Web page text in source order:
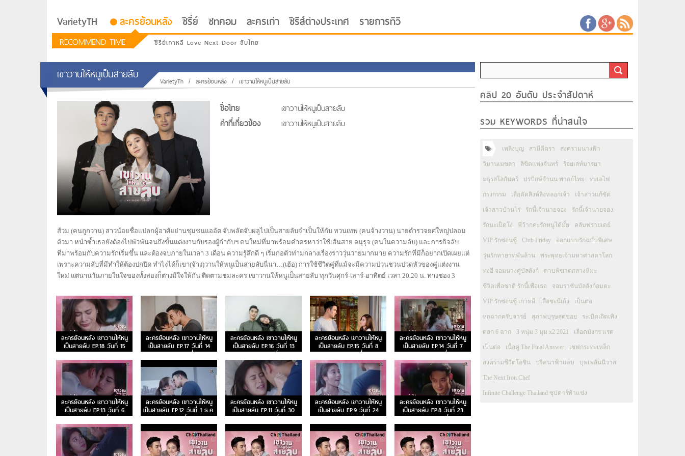
VarietyTH ละครย้อนหลัง ซีรี่ย์ ซิทคอม ละครเก่า ซีรีส์ต่างประเทศ รายการทีวี
RECOMMEND TIME ซีรีย์เกาหลี Love Next Door ซับไทย
รักอยู่ประตูถัดไป
เขาวานให้หนูเป็นสายลับ VarietyTh / ละครย้อนหลัง / เขาวานให้หนูเป็นสายลับ
ชื่อไทย
เขาวานให้หนูเป็นสายลับ
คำที่เกี่ยวข้อง
เขาวานให้หนูเป็นสายลับ
ส้วม (คนถูกวาน) สาวน้อยชื่อแปลกผู้อาศัยย่านชุมชนแออัด จับพลัดจับผลูไปเป็นสายลับจำเป็นให้กับ ทวนเทพ (คนจ้างวาน) นายตำรวจยศใหญ่ปลอม
ตัวมา หนำซ้ำเธอยังต้องไปพัวพันจนถึงขั้นแต่งงานกับรองผู้กำกับฯ คนใหม่ที่มาพร้อมคำครหาว่าใช้เส้นสาย ดนุรุจ (คนในความลับ) และภารกิจลับ
ที่มาพร้อมกับความรักเริ่มขึ้น และต้องจบภายในเวลา 3 เดือน ความรู้สึกดี ๆ เริ่มก่อตัวท่ามกลางเรื่องราววุ่นวายมากมาย ความรักที่มีก็อยากเปิดเผยแต่
เพราะความลับที่มีทำให้ต้องปกปิด ทำไงได้ก็เขา(จ้าง)วานให้หนูเป็นสายลับนี่นา…(เฮ้อ) การใช้ชีวิตคู่ที่แม้จะมีความป่วนชวนปวดหัวของคู่แต่งงาน
ใหม่ แต่นานวันภายในใจของทั้งสองก็ต่างมีใจให้กัน ติดตามชมละคร เขาวานให้หนูเป็นสายลับ ทุกวันศุกร์-เสาร์-อาทิตย์ เวลา 20.20 น. ทางช่อง 3
ละครย้อนหลัง เขาวานให้หนู
เป็นสายลับ EP.18 วันที่ 15
ธ.ค. 62 ตอนจบ
ละครย้อนหลัง เขาวานให้หนู
เป็นสายลับ EP.17 วันที่ 14
ธ.ค. 62 ตอนที่ 17
ละครย้อนหลัง เขาวานให้หนู
เป็นสายลับ EP.16 วันที่ 13
ธ.ค. 62 ตอนที่ 16
ละครย้อนหลัง เขาวานให้หนู
เป็นสายลับ EP.15 วันที่ 8
ธ.ค. 62 ตอนที่ 15
ละครย้อนหลัง เขาวานให้หนู
เป็นสายลับ EP.14 วันที่ 7
ธ.ค. 62 ตอนที่ 14
ละครย้อนหลัง เขาวานให้หนู
เป็นสายลับ EP.13 วันที่ 6
ธ.ค. 62 ตอนที่ 13
ละครย้อนหลัง เขาวานให้หนู
เป็นสายลับ EP.12 วันที่ 1 ธ.ค.
62 ตอนที่ 12
ละครย้อนหลัง เขาวานให้หนู
เป็นสายลับ EP.11 วันที่ 30
พ.ย. 62 ตอนที่ 11
ละครย้อนหลัง เขาวานให้หนู
เป็นสายลับ EP.9 วันที่ 24
พ.ย. 62 ตอนที่ 9
ละครย้อนหลัง เขาวานให้หนู
เป็นสายลับ EP.8 วันที่ 23
พ.ย. 62 ตอนที่ 8
คลิป 20 อันดับ ประจำสัปดาห์
รวม KEYWORDS ที่น่าสนใจ
เพลิงบุญ สามีตีตรา สงครามนางฟ้า
วิมานเมขลา ลิขิตแห่งจันทร์ ร้อยเล่ห์มารยา
มธุรสโลกันตร์ ปรปักษ์จำนน พากย์ไทย ทะเลไฟ
กรงกรรม เสือตัดสิงห์ลิงหลอกเจ้า เจ้าสาวแก้ขัด
เจ้าสาวบ้านไร่ รักนี้เจ้านายจอง รักนี้เจ้านายจอง
รักนะเป็ดโง่ พี่ว้ากคะรักหนูได้มั้ย คลับฟรายเดย์
VIP รักซ่อนชู้ Club Friday ออกแบบรักฉบับพิเศษ
วุ่นรักทายาทพันล้าน พระพุทธเจ้ามหาศาสดาโลก
ทงอี จอมนางคู่บัลลังก์ ดาบพิฆาตกลางหิมะ
ชีวิตเพื่อชาติ รักนี้เพื่อเธอ จอมราชันบัลลังก์อมตะ
VIP รักซ่อนชู้ เกาหลี เสือชะนีเก้ง เป็นต่อ
หกฉากครับจารย์ สุภาพบุรุษสุดซอย ระเบิดเถิดเทิง
ตลก 6 ฉาก 3 หนุ่ม 3 มุม x2 2021 เลือดมังกร แรด
เป็นต่อ เนื้อคู่ The Final Answer เชฟกระทะเหล็ก
สงครามชีวิตโอชิน ปริศนาฟ้าแลบ บุพเพสันนิวาส
The Next Iron Chef
Infinite Challenge Thailand ซุปตาร์ท้าแข่ง